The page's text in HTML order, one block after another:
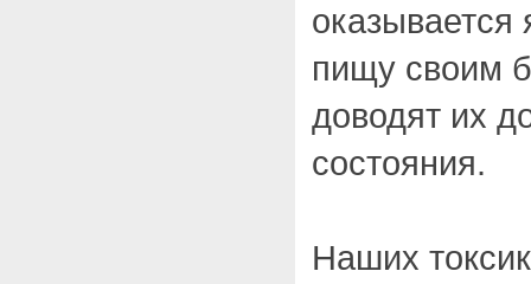
пищу своим
доводят их
состояния.
Наших